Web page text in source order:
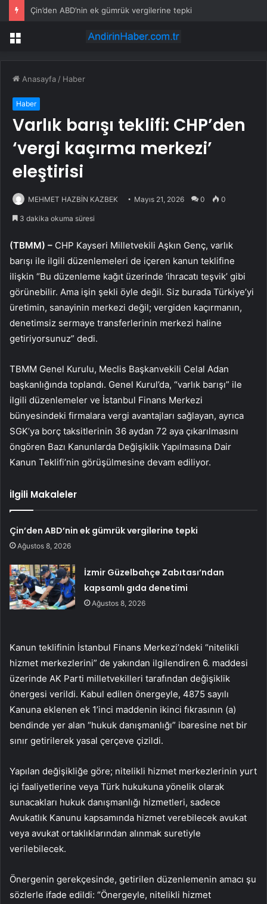
Çin’den ABD’nin ek gümrük vergilerine tepki
Menü
Anasayfa / Haber
Haber
Varlık barışı teklifi: CHP’den
‘vergi kaçırma merkezi’
eleştirisi
MEHMET HAZBİN KAZBEK Mayıs 21, 2026 0 0
3 dakika okuma süresi
(TBMM) – CHP Kayseri Milletvekili Aşkın Genç, varlık
barışı ile ilgili düzenlemeleri de içeren kanun teklifine
ilişkin “Bu düzenleme kağıt üzerinde ‘ihracatı teşvik’ gibi
görünebilir. Ama işin şekli öyle değil. Siz burada Türkiye’yi
üretimin, sanayinin merkezi değil; vergiden kaçırmanın,
denetimsiz sermaye transferlerinin merkezi haline
getiriyorsunuz” dedi.
TBMM Genel Kurulu, Meclis Başkanvekili Celal Adan
başkanlığında toplandı. Genel Kurul’da, “varlık barışı” ile
ilgili düzenlemeler ve İstanbul Finans Merkezi
bünyesindeki firmalara vergi avantajları sağlayan, ayrıca
SGK’ya borç taksitlerinin 36 aydan 72 aya çıkarılmasını
öngören Bazı Kanunlarda Değişiklik Yapılmasına Dair
Kanun Teklifi’nin görüşülmesine devam ediliyor.
İlgili Makaleler
Çin’den ABD’nin ek gümrük vergilerine tepki
Ağustos 8, 2026
İzmir Güzelbahçe Zabıtası’ndan
kapsamlı gıda denetimi
Ağustos 8, 2026
Kanun teklifinin İstanbul Finans Merkezi’ndeki “nitelikli
hizmet merkezlerini” de yakından ilgilendiren 6. maddesi
üzerinde AK Parti milletvekilleri tarafından değişiklik
önergesi verildi. Kabul edilen önergeyle, 4875 sayılı
Kanuna eklenen ek 1’inci maddenin ikinci fıkrasının (a)
bendinde yer alan “hukuk danışmanlığı” ibaresine net bir
sınır getirilerek yasal çerçeve çizildi.
Yapılan değişikliğe göre; nitelikli hizmet merkezlerinin yurt
içi faaliyetlerine veya Türk hukukuna yönelik olarak
sunacakları hukuk danışmanlığı hizmetleri, sadece
Avukatlık Kanunu kapsamında hizmet verebilecek avukat
veya avukat ortaklıklarından alınmak suretiyle
verilebilecek.
Önergenin gerekçesinde, getirilen düzenlemenin amacı şu
sözlerle ifade edildi: “Önergeyle, nitelikli hizmet